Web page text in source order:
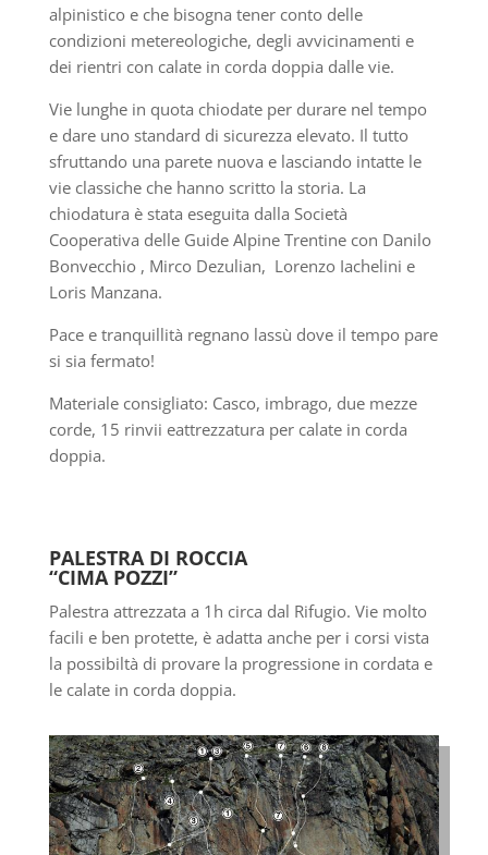
alpinistico e che bisogna tener conto delle
condizioni metereologiche, degli avvicinamenti e
dei rientri con calate in corda doppia dalle vie.
Vie lunghe in quota chiodate per durare nel tempo
e dare uno standard di sicurezza elevato. Il tutto
sfruttando una parete nuova e lasciando intatte le
vie classiche che hanno scritto la storia. La
chiodatura è stata eseguita dalla Società
Cooperativa delle Guide Alpine Trentine con Danilo
Bonvecchio , Mirco Dezulian, Lorenzo Iachelini e
Loris Manzana.
Pace e tranquillità regnano lassù dove il tempo pare
si sia fermato!
Materiale consigliato: Casco, imbrago, due mezze
corde, 15 rinvii eattrezzatura per calate in corda
doppia.
PALESTRA DI ROCCIA
“CIMA POZZI”
Palestra attrezzata a 1h circa dal Rifugio. Vie molto
facili e ben protette, è adatta anche per i corsi vista
la possibiltà di provare la progressione in cordata e
le calate in corda doppia.